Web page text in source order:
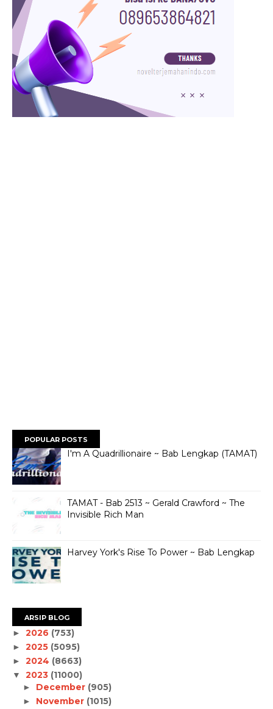
POPULAR POSTS
I'm A Quadrillionaire ~ Bab Lengkap (TAMAT)
TAMAT - Bab 2513 ~ Gerald Crawford ~ The
Invisible Rich Man
Harvey York's Rise To Power ~ Bab Lengkap
ARSIP BLOG
► 2026 (753)
► 2025 (5095)
► 2024 (8663)
▼ 2023 (11000)
► December (905)
► November (1015)